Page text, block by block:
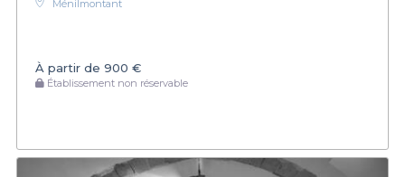
Ménilmontant
À partir de 900 €
Établissement non réservable